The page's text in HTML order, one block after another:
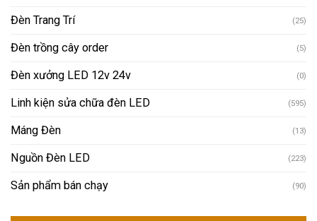
Đèn Trang Trí (25)
Đèn trồng cây order (5)
Đèn xưởng LED 12v 24v (0)
Linh kiện sửa chữa đèn LED (595)
Máng Đèn (13)
Nguồn Đèn LED (223)
Sản phẩm bán chạy (90)